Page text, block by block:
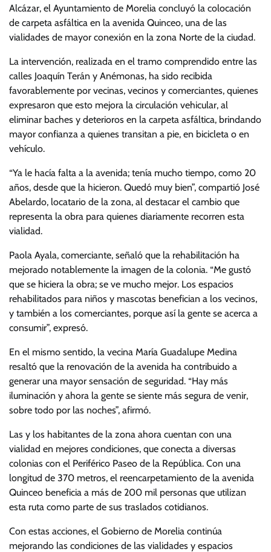
Alcázar, el Ayuntamiento de Morelia concluyó la colocación
de carpeta asfáltica en la avenida Quinceo, una de las
vialidades de mayor conexión en la zona Norte de la ciudad.
La intervención, realizada en el tramo comprendido entre las
calles Joaquín Terán y Anémonas, ha sido recibida
favorablemente por vecinas, vecinos y comerciantes, quienes
expresaron que esto mejora la circulación vehicular, al
eliminar baches y deterioros en la carpeta asfáltica, brindando
mayor confianza a quienes transitan a pie, en bicicleta o en
vehículo.
“Ya le hacía falta a la avenida; tenía mucho tiempo, como 20
años, desde que la hicieron. Quedó muy bien”, compartió José
Abelardo, locatario de la zona, al destacar el cambio que
representa la obra para quienes diariamente recorren esta
vialidad.
Paola Ayala, comerciante, señaló que la rehabilitación ha
mejorado notablemente la imagen de la colonia. “Me gustó
que se hiciera la obra; se ve mucho mejor. Los espacios
rehabilitados para niños y mascotas benefician a los vecinos,
y también a los comerciantes, porque así la gente se acerca a
consumir”, expresó.
En el mismo sentido, la vecina María Guadalupe Medina
resaltó que la renovación de la avenida ha contribuido a
generar una mayor sensación de seguridad. “Hay más
iluminación y ahora la gente se siente más segura de venir,
sobre todo por las noches”, afirmó.
Las y los habitantes de la zona ahora cuentan con una
vialidad en mejores condiciones, que conecta a diversas
colonias con el Periférico Paseo de la República. Con una
longitud de 370 metros, el reencarpetamiento de la avenida
Quinceo beneficia a más de 200 mil personas que utilizan
esta ruta como parte de sus traslados cotidianos.
Con estas acciones, el Gobierno de Morelia continúa
mejorando las condiciones de las vialidades y espacios